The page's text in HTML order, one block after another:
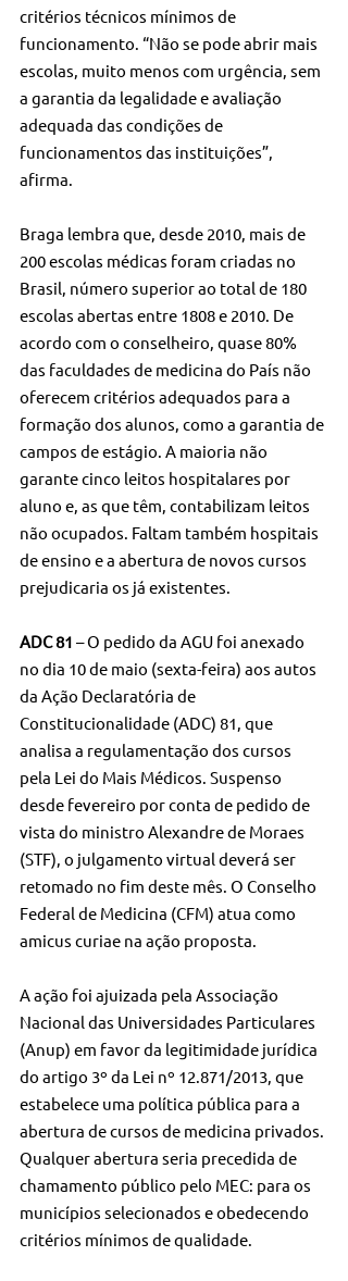
critérios técnicos mínimos de
funcionamento. “Não se pode abrir mais
escolas, muito menos com urgência, sem
a garantia da legalidade e avaliação
adequada das condições de
funcionamentos das instituições”,
afirma.
Braga lembra que, desde 2010, mais de
200 escolas médicas foram criadas no
Brasil, número superior ao total de 180
escolas abertas entre 1808 e 2010. De
acordo com o conselheiro, quase 80%
das faculdades de medicina do País não
oferecem critérios adequados para a
formação dos alunos, como a garantia de
campos de estágio. A maioria não
garante cinco leitos hospitalares por
aluno e, as que têm, contabilizam leitos
não ocupados. Faltam também hospitais
de ensino e a abertura de novos cursos
prejudicaria os já existentes.
ADC 81 – O pedido da AGU foi anexado
no dia 10 de maio (sexta-feira) aos autos
da Ação Declaratória de
Constitucionalidade (ADC) 81, que
analisa a regulamentação dos cursos
pela Lei do Mais Médicos. Suspenso
desde fevereiro por conta de pedido de
vista do ministro Alexandre de Moraes
(STF), o julgamento virtual deverá ser
retomado no fim deste mês. O Conselho
Federal de Medicina (CFM) atua como
amicus curiae na ação proposta.
A ação foi ajuizada pela Associação
Nacional das Universidades Particulares
(Anup) em favor da legitimidade jurídica
do artigo 3º da Lei nº 12.871/2013, que
estabelece uma política pública para a
abertura de cursos de medicina privados.
Qualquer abertura seria precedida de
chamamento público pelo MEC: para os
municípios selecionados e obedecendo
critérios mínimos de qualidade.